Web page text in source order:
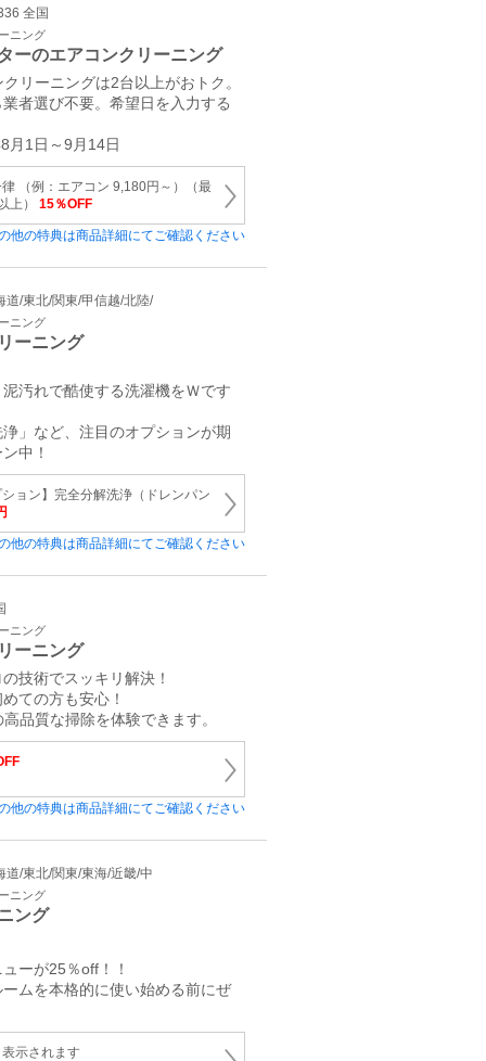
全国
ニング
ーのエアコンクリーニング
リーニングは2台以上がおトク。
者選び不要。希望日を入力する
月1日～9月14日
（例：エアコン 9,180円～）（最
上） 15％OFF
他の特典は商品詳細にてご確認ください
/東北/関東/甲信越/北陸/
ニング
ーニング
汚れで酷使する洗濯機をＷです
」など、注目のオプションが期
中！
ョン】完全分解洗浄（ドレンパン
他の特典は商品詳細にてご確認ください
ニング
ーニング
技術でスッキリ解決！
ての方も安心！
品質な掃除を体験できます。
他の特典は商品詳細にてご確認ください
/東北/関東/東海/近畿/中
ニング
ング
ーが25％off！！
ムを本格的に使い始める前にぜ
示されます